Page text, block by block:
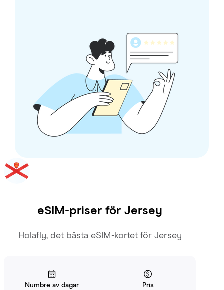
eSIM-priser för Jersey
Holafly, det bästa eSIM-kortet för Jersey
Numbre av dagar Pris